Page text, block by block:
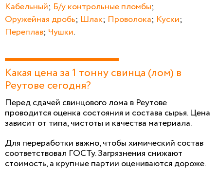
Кабельный; Б/у контрольные пломбы;
Оружейная дробь; Шлак; Проволока; Куски;
Переплав; Чушки.
Какая цена за 1 тонну свинца (лом) в
Реутове сегодня?
Перед сдачей свинцового лома в Реутове
проводится оценка состояния и состава сырья. Цена
зависит от типа, чистоты и качества материала.
Для переработки важно, чтобы химический состав
соответствовал ГОСТу. Загрязнения снижают
стоимость, а крупные партии оцениваются дороже.